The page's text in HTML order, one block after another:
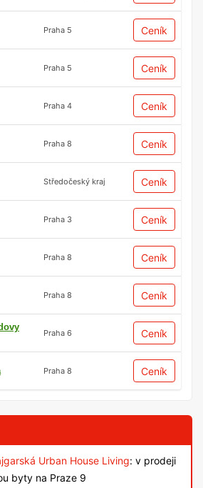
Praha 5 Ceník
Praha 5 Ceník
Praha 4 Ceník
Praha 8 Ceník
Středočeský kraj Ceník
Praha 3 Ceník
Praha 8 Ceník
Praha 8 Ceník
Praha 6 Ceník
Praha 8 Ceník
Urban House Living: v prodeji
byty na Praze 9